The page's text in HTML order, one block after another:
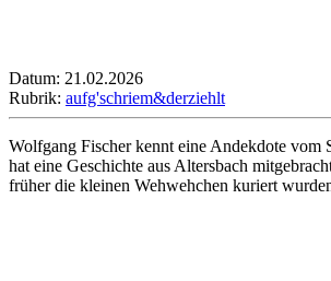
Datum: 21.02.2026
Rubrik: aufg'schriem&derziehlt
Wolfgang Fischer kennt eine Andekdote vom
hat eine Geschichte aus Altersbach
früher die kleinen Wehwehchen kuriert